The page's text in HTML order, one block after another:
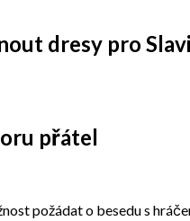
dresy pro
přátel
požádat o besedu s